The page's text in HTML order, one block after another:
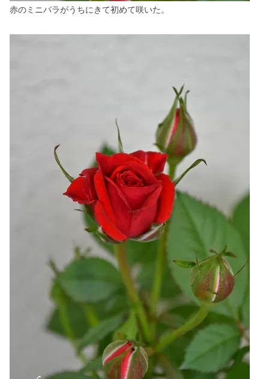
赤のミニバラがうちにきて初めて咲いた。